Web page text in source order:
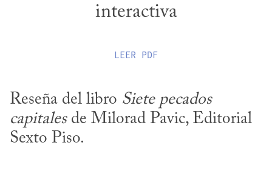
interactiva
LEER PDF
Reseña del libro Siete pecados
capitales de Milorad Pavic, Editorial
Sexto Piso.